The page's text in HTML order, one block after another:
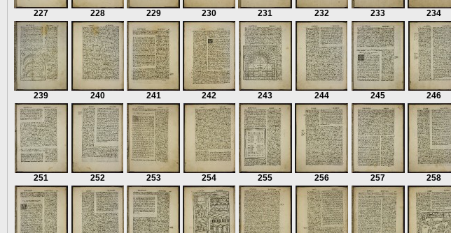
227 228 229 230 231 232 233 234
239 240 241 242 243 244 245 246
251 252 253 254 255 256 257 258